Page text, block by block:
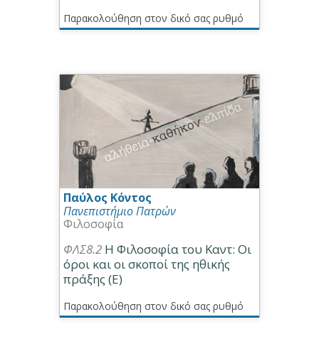
Παρακολούθηση στον δικό σας ρυθμό
Παύλος Κόντος
Πανεπιστήμιο Πατρών
Φιλοσοφία
ΦΛΣ8.2 Η Φιλοσοφία του Καντ: Οι
όροι και οι σκοποί της ηθικής
πράξης (Ε)
Παρακολούθηση στον δικό σας ρυθμό